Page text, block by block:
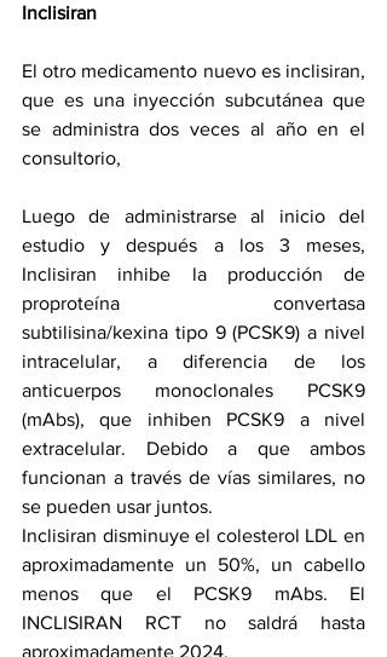
Inclisiran
El otro medicamento nuevo es inclisiran,
que es una inyección subcutánea que
se administra dos veces al año en el
consultorio,
Luego de administrarse al inicio del
estudio y después a los 3 meses,
Inclisiran inhibe la producción de
proproteína convertasa
subtilisina/kexina tipo 9 (PCSK9) a nivel
intracelular, a diferencia de los
anticuerpos monoclonales PCSK9
(mAbs), que inhiben PCSK9 a nivel
extracelular. Debido a que ambos
funcionan a través de vías similares, no
se pueden usar juntos.
Inclisiran disminuye el colesterol LDL en
aproximadamente un 50%, un cabello
menos que el PCSK9 mAbs. El
INCLISIRAN RCT no saldrá hasta
aproximadamente 2024.